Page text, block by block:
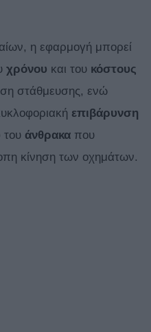
η εφαρμογή μπορεί
χρόνου και του κόστους
στάθμευσης, ενώ
επιβάρυνση
του άνθρακα που
κίνηση των οχημάτων.